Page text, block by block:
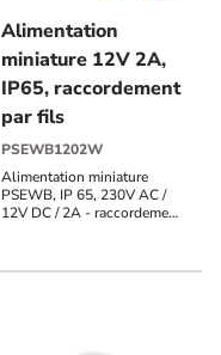
Alimentation
miniature 12V 2A,
IP65, raccordement
par fils
PSEWB1202W
Alimentation miniature
PSEWB, IP 65, 230V AC /
12V DC / 2A - raccordement
surcharge / surtension)